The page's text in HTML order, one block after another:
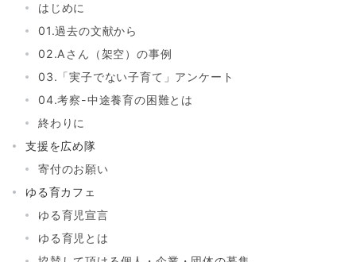
はじめに
01.過去の文献から
02.Aさん（架空）の事例
03.「実子でない子育て」アンケート
04.考察-中途養育の困難とは
終わりに
支援を広め隊
寄付のお願い
ゆる育カフェ
ゆる育児宣言
ゆる育児とは